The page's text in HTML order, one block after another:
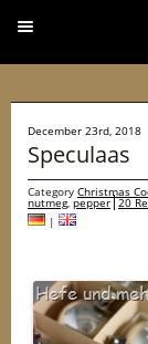
December 23rd, 2018
Speculaas
Category Christmas
nutmeg,pepper 20
|